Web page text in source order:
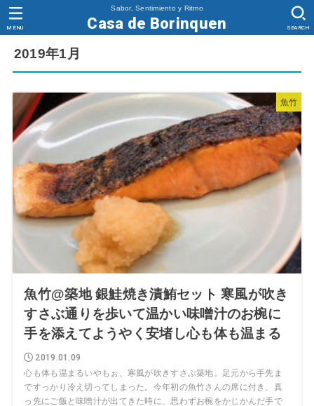
Sabor, Sentimiento y Ritmo
Casa de Borinquen SEARCH
MENU
2019年1月
魚竹
魚竹@築地 銀鮭焼き漬鮪セット 寒風が吹き
すさぶ通りを歩いて温かい味噌汁のお椀に
手を添えてようやく安堵し心も体も温まる
2019.01.09
心も体も温まるいやもぉ、寒風が吹きすさぶ築地。足元から手先ま
ですっかり冷え切ってしまった。今年初の魚竹さんの席に付き、真
っ先にご飯と味噌汁が出てきた時に、思わずお椀をかじかんだ手で